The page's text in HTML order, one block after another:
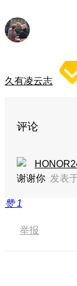
久有凌云志
评论
谢谢你 发表
赞1
举报